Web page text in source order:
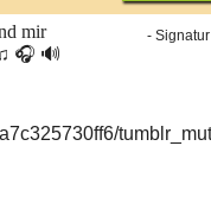
-
mir
🎧 🔊